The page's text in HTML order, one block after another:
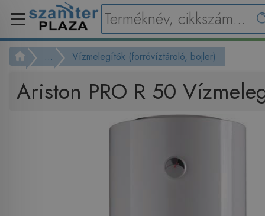
... Vízmelegítők (forróvíztároló, bojler)
Ariston PRO R 50